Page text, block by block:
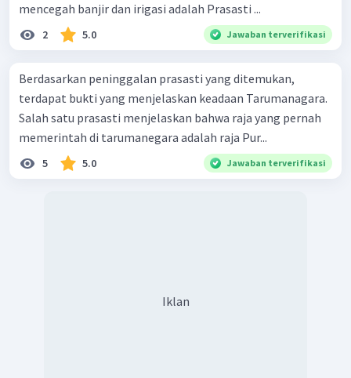
mencegah banjir dan irigasi adalah Prasasti ...
2 5.0 Jawaban terverifikasi
Berdasarkan peninggalan prasasti yang ditemukan,
terdapat bukti yang menjelaskan keadaan Tarumanagara.
Salah satu prasasti menjelaskan bahwa raja yang pernah
memerintah di tarumanegara adalah raja Pur...
5 5.0 Jawaban terverifikasi
Iklan